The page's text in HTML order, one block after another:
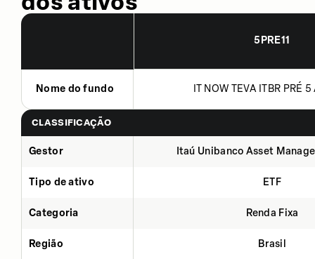
5PRE11
Nome do fundo IT NOW TEVA ITBR PRÉ
CLASSIFICAÇÃO
Gestor Itaú Unibanco Asset
Tipo de ativo ETF
Categoria Renda Fixa
Região Brasil